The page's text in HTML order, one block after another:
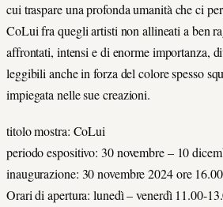
cui traspare una profonda umanità che ci
CoLui fra quegli artisti non allineati a ben
affrontati, intensi e di enorme importanza,
leggibili anche in forza del colore spesso
impiegata nelle sue creazioni.
titolo mostra: CoLui
periodo espositivo: 30 novembre – 10
inaugurazione: 30 novembre 2024 ore 16.00
Orari di apertura: lunedì – venerdì 11.00-